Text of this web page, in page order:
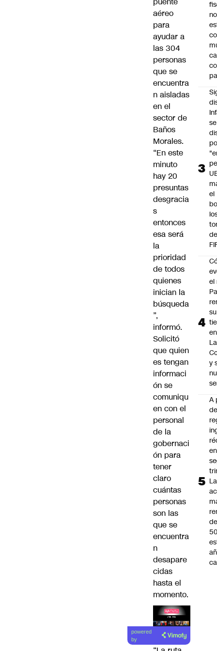
aéreo
para
ayudar a
las 304
personas
que se
encuentra
n aisladas
en el
sector de
Baños
Morales.
“En este
minuto
hay 20
presuntas
desgracia
s
entonces
esa será
la
prioridad
de todos
quienes
inician la
búsqueda
”,
informó.
Solicitó
que quien
es tengan
informaci
ón se
comuniqu
en con el
personal
de la
gobernaci
ón para
tener
claro
cuántas
personas
son las
que se
encuentra
n
desapare
cidas
hasta el
momento.
Lea el
artículo
powered
by
se
el
el
su
y
A
de
La